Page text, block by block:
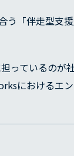
「伴走型支
っているのが
におけるエ